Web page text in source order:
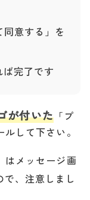
意する」を
完了です
が付いた「プ
して下さい。
はメッセージ画
で、注意しまし